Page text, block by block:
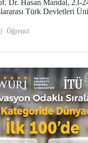
Dr. Hasan Mandal, 23-
Türk Devletleri
Öğrenci